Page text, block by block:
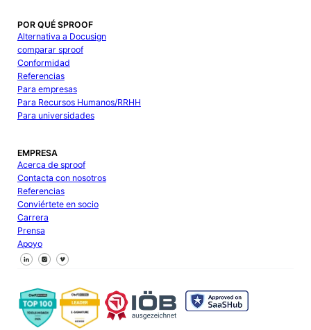
POR QUÉ SPROOF
Alternativa a Docusign
comparar sproof
Conformidad
Referencias
Para empresas
Para Recursos Humanos/RRHH
Para universidades
EMPRESA
Acerca de sproof
Contacta con nosotros
Referencias
Conviértete en socio
Carrera
Prensa
Apoyo
Síguenos en Facebook
Síguenos en X
Síguenos en LinkedIn